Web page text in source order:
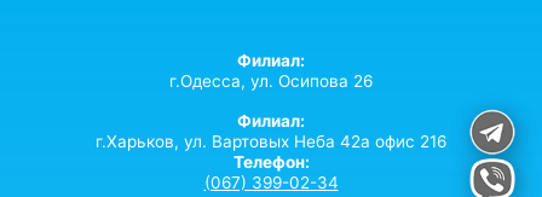
Филиал:
г.Одесса, ул. Осипова 26
Филиал:
г.Харьков, ул. Вартовых Неба 42а офис 216
Телефон:
(067) 399-02-34